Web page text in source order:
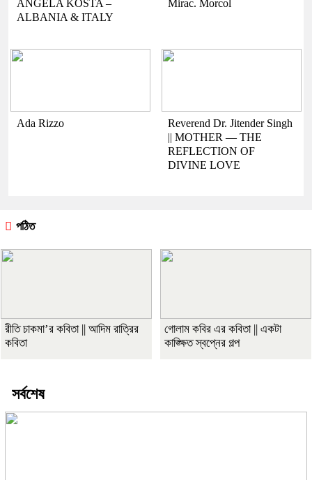
ANGELA KOSTA –
ALBANIA & ITALY
Mirac. Morcol
Ada Rizzo
Reverend Dr. Jitender Singh
|| MOTHER — THE
REFLECTION OF
DIVINE LOVE
পঠিত
রীতি চাকমা’র কবিতা || আদিম রাত্রির
কবিতা
গোলাম কবির এর কবিতা || একটা
কাঙ্ক্ষিত স্বপ্নের গল্প
সর্বশেষ